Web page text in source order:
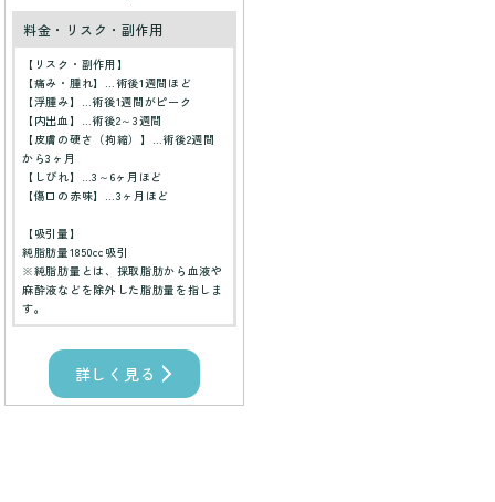
料金・リスク・副作用
【リスク・副作用】
【痛み・腫れ】…術後1週間ほど
【浮腫み】…術後1週間がピーク
【内出血】…術後2～3週間
【皮膚の硬さ（拘縮）】…術後2週間
から3ヶ月
【しびれ】…3～6ヶ月ほど
【傷口の赤味】…3ヶ月ほど
【吸引量】
純脂肪量1850cc吸引
※純脂肪量とは、採取脂肪から血液や
麻酔液などを除外した脂肪量を指しま
す。
詳しく見る